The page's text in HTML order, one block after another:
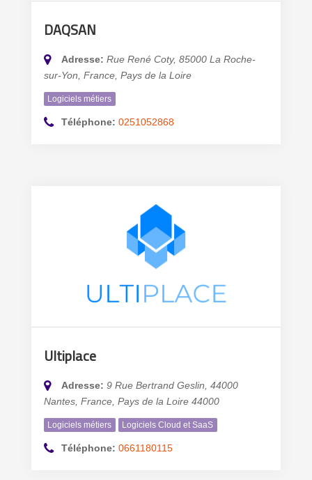
DAQSAN
Adresse: Rue René Coty, 85000 La Roche-
sur-Yon, France, Pays de la Loire
Logiciels métiers
Téléphone: 0251052868
Ultiplace
Adresse: 9 Rue Bertrand Geslin, 44000
Nantes, France, Pays de la Loire 44000
Logiciels métiers Logiciels Cloud et SaaS
Téléphone: 0661180115